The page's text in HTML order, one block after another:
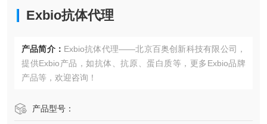
Exbio抗体代理
产品简介： Exbio抗体代理——北京百奥创新科技有限公司，
提供Exbio产品，如抗体、抗原、蛋白质等，更多Exbio品牌
产品等，欢迎咨询！
产品型号：